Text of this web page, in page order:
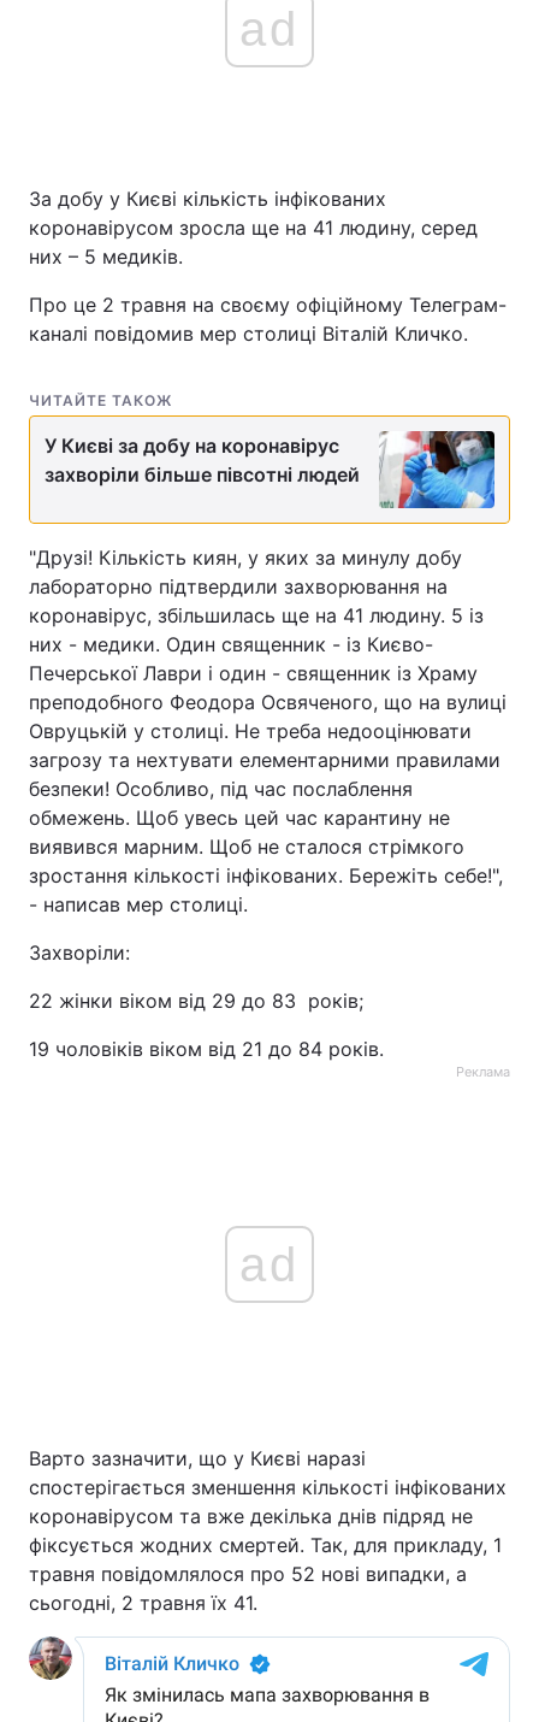
ad
За добу у Києві кількість інфікованих
коронавірусом зросла ще на 41 людину, серед
них – 5 медиків.
Про це 2 травня на своєму офіційному Телеграм-
каналі повідомив мер столиці Віталій Кличко.
ЧИТАЙТЕ ТАКОЖ
У Києві за добу на коронавірус
захворіли більше півсотні людей
"Друзі! Кількість киян, у яких за минулу добу
лабораторно підтвердили захворювання на
коронавірус, збільшилась ще на 41 людину. 5 із
них - медики. Один священник - iз Києво-
Печерської Лаври і один - священник із Храму
преподобного Феодора Освяченого, що на вулиці
Овруцькій у столиці. Не треба недооцінювати
загрозу та нехтувати елементарними правилами
безпеки! Особливо, під час послаблення
обмежень. Щоб увесь цей час карантину не
виявився марним. Щоб не сталося стрімкого
зростання кількості інфікованих. Бережіть себе!",
- написав мер столиці.
Захворіли:
22 жінки віком від 29 до 83 років;
19 чоловіків віком від 21 до 84 років.
Реклама
ad
Варто зазначити, що у Києві наразі
спостерігається зменшення кількості інфікованих
коронавірусом та вже декілька днів підряд не
фіксується жодних смертей. Так, для прикладу, 1
травня повідомлялося про 52 нові випадки, а
сьогодні, 2 травня їх 41.